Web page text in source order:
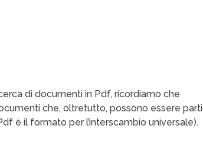
di documenti in Pdf, ricordiamo che
che, oltretutto, possono essere parti
è il formato per l’interscambio universale).